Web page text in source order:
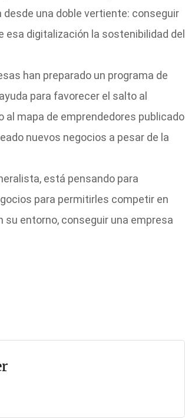
una doble vertiente: conseguir
esa digitalización la sostenibilidad del
han preparado un programa de
para favorecer el salto al
al mapa de emprendedores publicado
nuevos negocios a pesar de la
está pensando para
para permitirles competir en
entorno, conseguir una empresa